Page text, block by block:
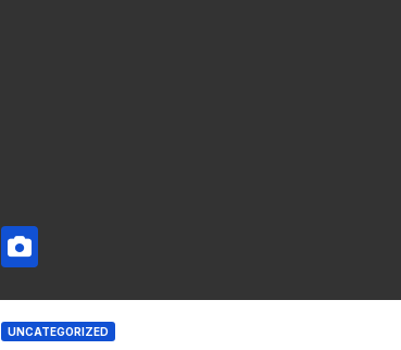
UNCATEGORIZED